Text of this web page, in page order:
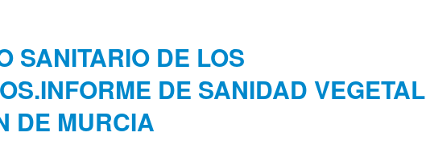
SANITARIO DE LOS
DE SANIDAD VEGETAL
DE MURCIA